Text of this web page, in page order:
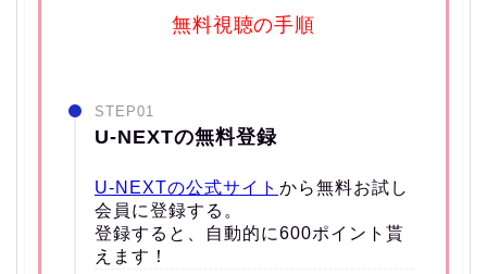
無料視聴の手順
STEP01
U-NEXTの無料登録
U-NEXTの公式サイト から無料お試し
会員に登録する。
登録すると、自動的に600ポイント貰
えます！